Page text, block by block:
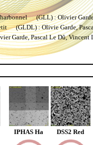
(GLL) : Olivier
(GLDL) : Olivie Garde,
Garde, Pascal Le Dû, Vincent
IPHAS Ha DSS2 Red